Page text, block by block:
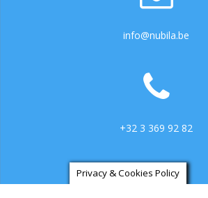
info@nubila.be
+32 3 369 92 82
Privacy & Cookies Policy